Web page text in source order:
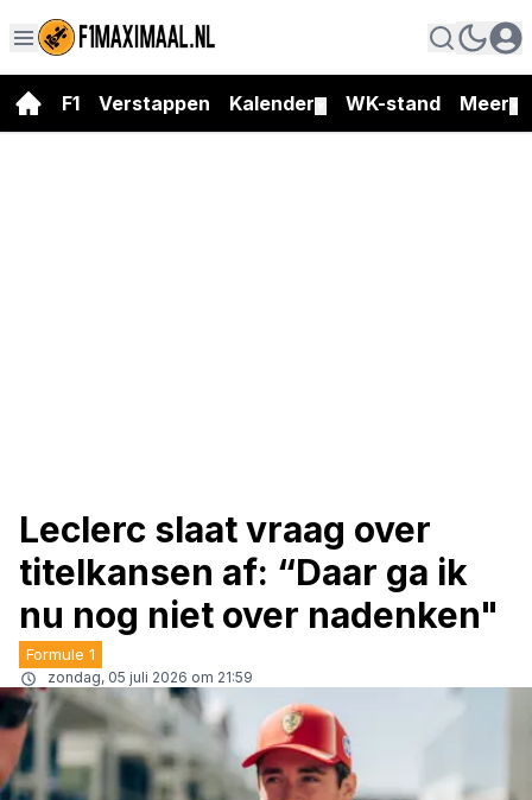
F1 Verstappen Kalender WK-stand Meer
Leclerc slaat vraag over
titelkansen af: “Daar ga ik
nu nog niet over nadenken"
Formule 1
zondag, 05 juli 2026 om 21:59